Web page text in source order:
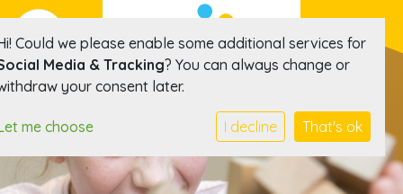
Could we please enable some additional services for
Media & Tracking? You can always change or
your consent later.
me choose I decline That's ok